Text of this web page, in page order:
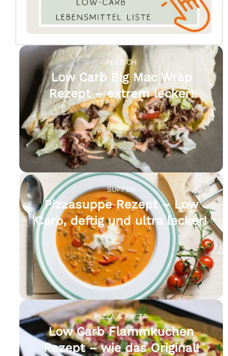
FLEISCH
Low Carb Big Mac Wrap
Rezept – extrem lecker!
SUPPEN
Pizzasuppe Rezept – Low
Carb, deftig und ultra lecker!
PIZZA & PASTA
Low Carb Flammkuchen
Rezept – wie das Original!